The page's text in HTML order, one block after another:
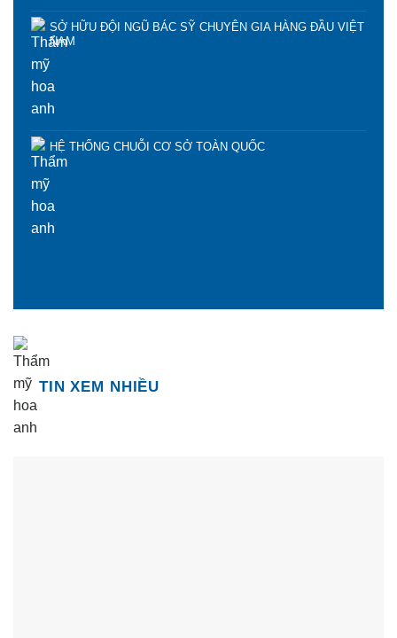
SỞ HỮU ĐỘI NGŨ BÁC SỸ CHUYÊN GIA HÀNG ĐẦU VIỆT
NAM
HỆ THỐNG CHUỖI CƠ SỞ TOÀN QUỐC
TIN XEM NHIỀU